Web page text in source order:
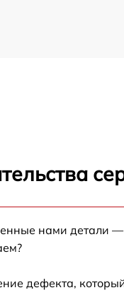
нами детали
дефекта,